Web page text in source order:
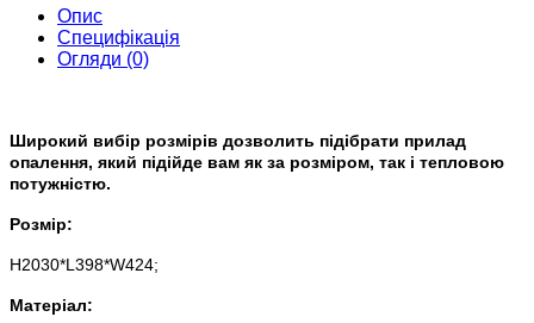
Опис
Специфікація
Огляди (0)
Широкий вибір розмірів дозволить підібрати прилад
опалення, який підійде вам як за розміром, так і тепловою
потужністю.
Розмір:
H2030*L398*W424;
Матеріал: